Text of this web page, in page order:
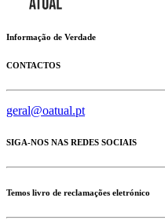
Informação de Verdade
CONTACTOS
geral@oatual.pt
SIGA-NOS NAS REDES SOCIAIS
Temos livro de reclamações eletrónico